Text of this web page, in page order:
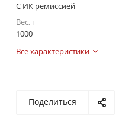
С ИК ремиссией
Вес, г
1000
Все характеристики
Поделиться